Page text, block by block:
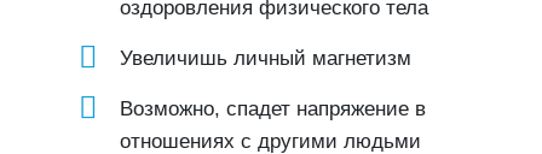
оздоровления физического тела
Увеличишь личный магнетизм
Возможно, спадет напряжение в
отношениях с другими людьми